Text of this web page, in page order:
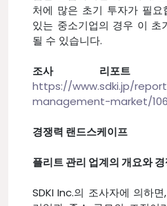
처에 많은 초기 투자가 필요
있는 중소기업의 경우 이 초
될 수 있습니다.
조사 리포트
https://www.sdki.jp/
management-market/
경쟁력 랜드스케이프
플리트 관리 업계의 개요와
SDKI Inc.의 조사자에 의하